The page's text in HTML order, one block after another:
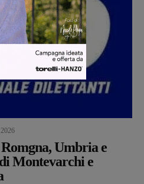
Umbria e
Montevarchi e